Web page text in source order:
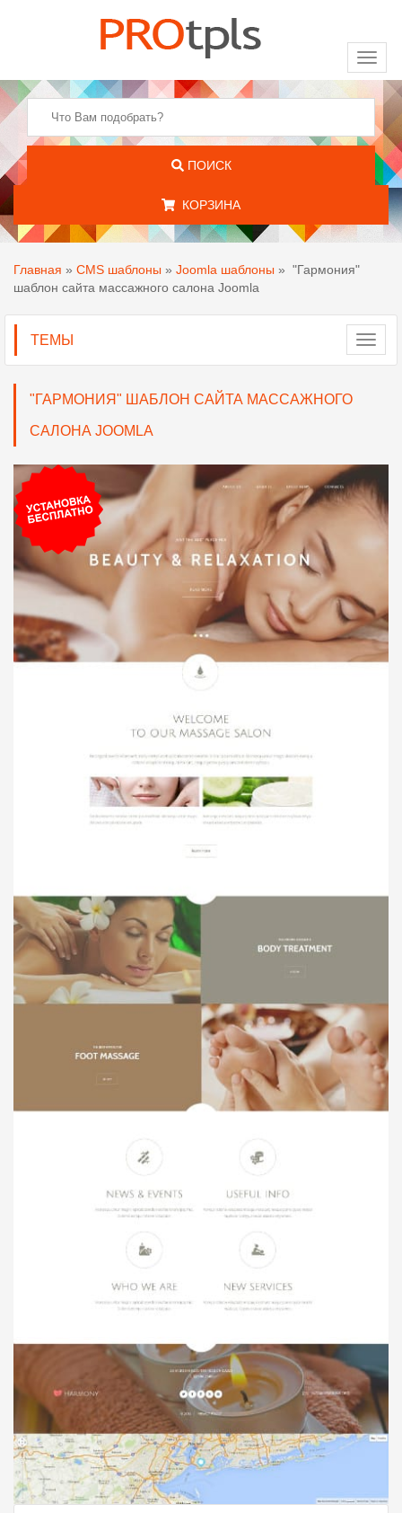
ПОИСК
КОРЗИНА
Главная » CMS шаблоны » Joomla шаблоны » "Гармония"
шаблон сайта массажного салона Joomla
ТЕМЫ
"ГАРМОНИЯ" ШАБЛОН САЙТА МАССАЖНОГО
САЛОНА JOOMLA